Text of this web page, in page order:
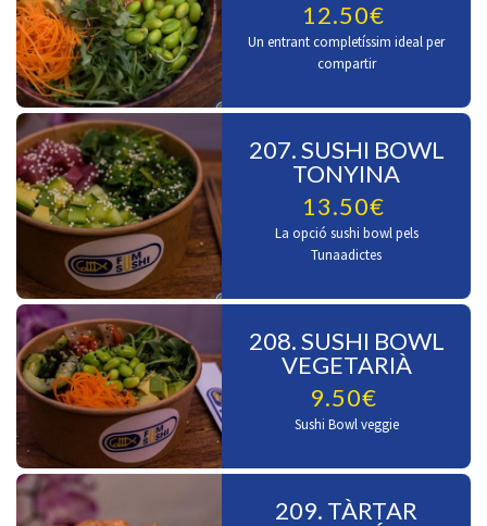
12.50€
Un entrant completíssim ideal per
compartir
207. SUSHI BOWL
TONYINA
13.50€
La opció sushi bowl pels
Tunaadictes
208. SUSHI BOWL
VEGETARIÀ
9.50€
Sushi Bowl veggie
209. TÀRTAR